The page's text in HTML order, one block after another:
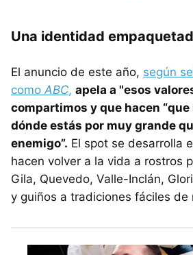
Una identidad
El anuncio de este año, según
como ABC, apela a "esos
compartimos y que hacen
dónde estás por muy grande
enemigo”. El spot se desarrolla
hacen volver a la vida a rostros
Gila, Quevedo, Valle-Inclán,
y guiños a tradiciones fáciles de